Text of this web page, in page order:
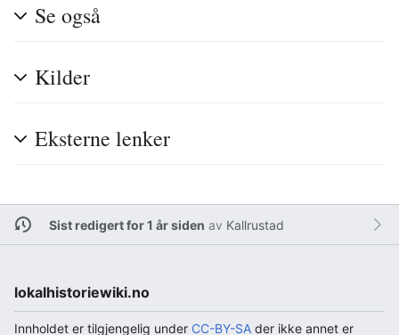
Se også
Kilder
Eksterne lenker
Sist redigert for 1 år siden av Kallrustad
lokalhistoriewiki.no
Innholdet er tilgjengelig under CC-BY-SA der ikke annet er